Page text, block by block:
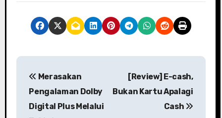
P
Merasakan
Pengalaman Dolby
Digital Plus Melalui
[Review] E-cash,
Bukan Kartu Apalagi
Cash